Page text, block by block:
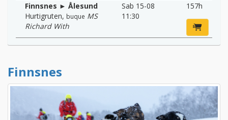
Finnsnes ► Ålesund
Hurtigruten, buque MS
Richard With
Sab 15-08
11:30
157h
Finnsnes